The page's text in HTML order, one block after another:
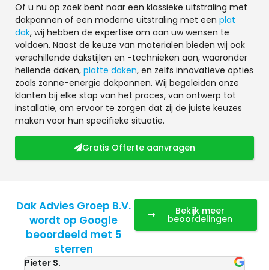
Of u nu op zoek bent naar een klassieke uitstraling met
dakpannen of een moderne uitstraling met een plat
dak, wij hebben de expertise om aan uw wensen te
voldoen. Naast de keuze van materialen bieden wij ook
verschillende dakstijlen en -technieken aan, waaronder
hellende daken, platte daken, en zelfs innovatieve opties
zoals zonne-energie dakpannen. Wij begeleiden onze
klanten bij elke stap van het proces, van ontwerp tot
installatie, om ervoor te zorgen dat zij de juiste keuzes
maken voor hun specifieke situatie.
Gratis Offerte aanvragen
Dak Advies Groep B.V.
wordt op Google
beoordeeld met 5
sterren
Bekijk meer
beoordelingen
Pieter S.